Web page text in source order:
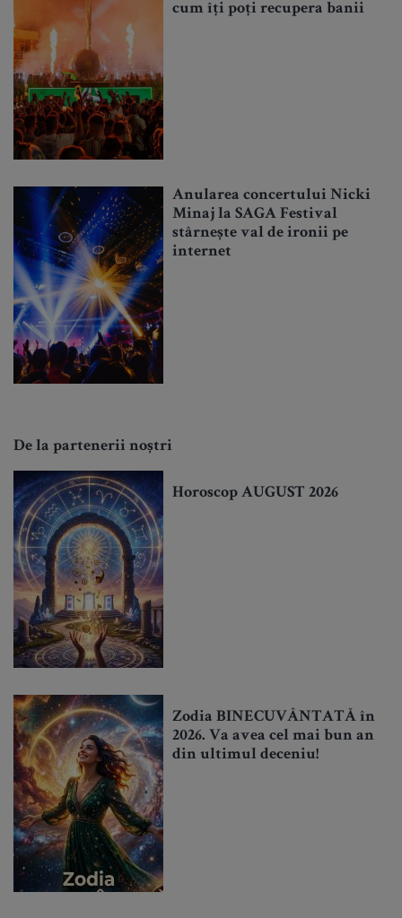
cum îți poți recupera banii
Anularea concertului Nicki
Minaj la SAGA Festival
stârnește val de ironii pe
internet
De la partenerii noștri
Horoscop AUGUST 2026
Zodia BINECUVÂNTATĂ în
2026. Va avea cel mai bun an
din ultimul deceniu!